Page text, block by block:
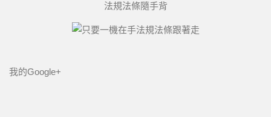
法規法條隨手背
我的Google+